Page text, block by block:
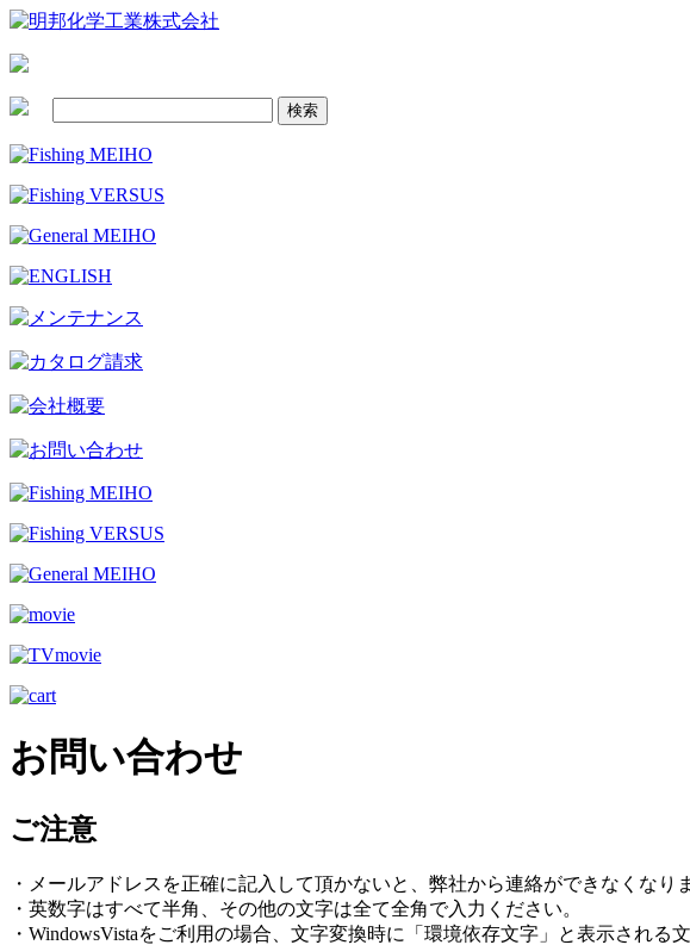
お問い合わせ
ご注意
・メールアドレスを正確に記入して頂かないと、弊社から連絡ができなくなり
・英数字はすべて半角、その他の文字は全て全角で入力ください。
・WindowsVistaをご利用の場合、文字変換時に「環境依存文字」と表示される